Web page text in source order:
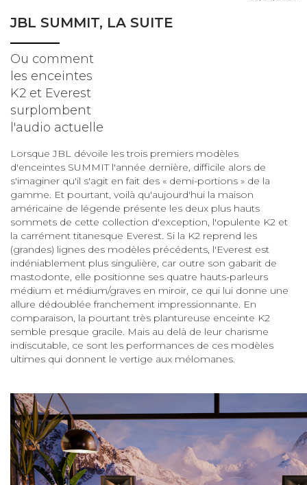
JBL SUMMIT, LA SUITE
Ou comment
les enceintes
K2 et Everest
surplombent
l'audio actuelle
Lorsque JBL dévoile les trois premiers modèles
d'enceintes SUMMIT l'année dernière, difficile alors de
s'imaginer qu'il s'agit en fait des « demi-portions » de la
gamme. Et pourtant, voilà qu'aujourd'hui la maison
américaine de légende présente les deux plus hauts
sommets de cette collection d'exception, l'opulente K2 et
la carrément titanesque Everest. Si la K2 reprend les
(grandes) lignes des modèles précédents, l'Everest est
indéniablement plus singulière, car outre son gabarit de
mastodonte, elle positionne ses quatre hauts-parleurs
médium et médium/graves en miroir, ce qui lui donne une
allure dédoublée franchement impressionnante. En
comparaison, la pourtant très plantureuse enceinte K2
semble presque gracile. Mais au delà de leur charisme
indiscutable, ce sont les performances de ces modèles
ultimes qui donnent le vertige aux mélomanes.